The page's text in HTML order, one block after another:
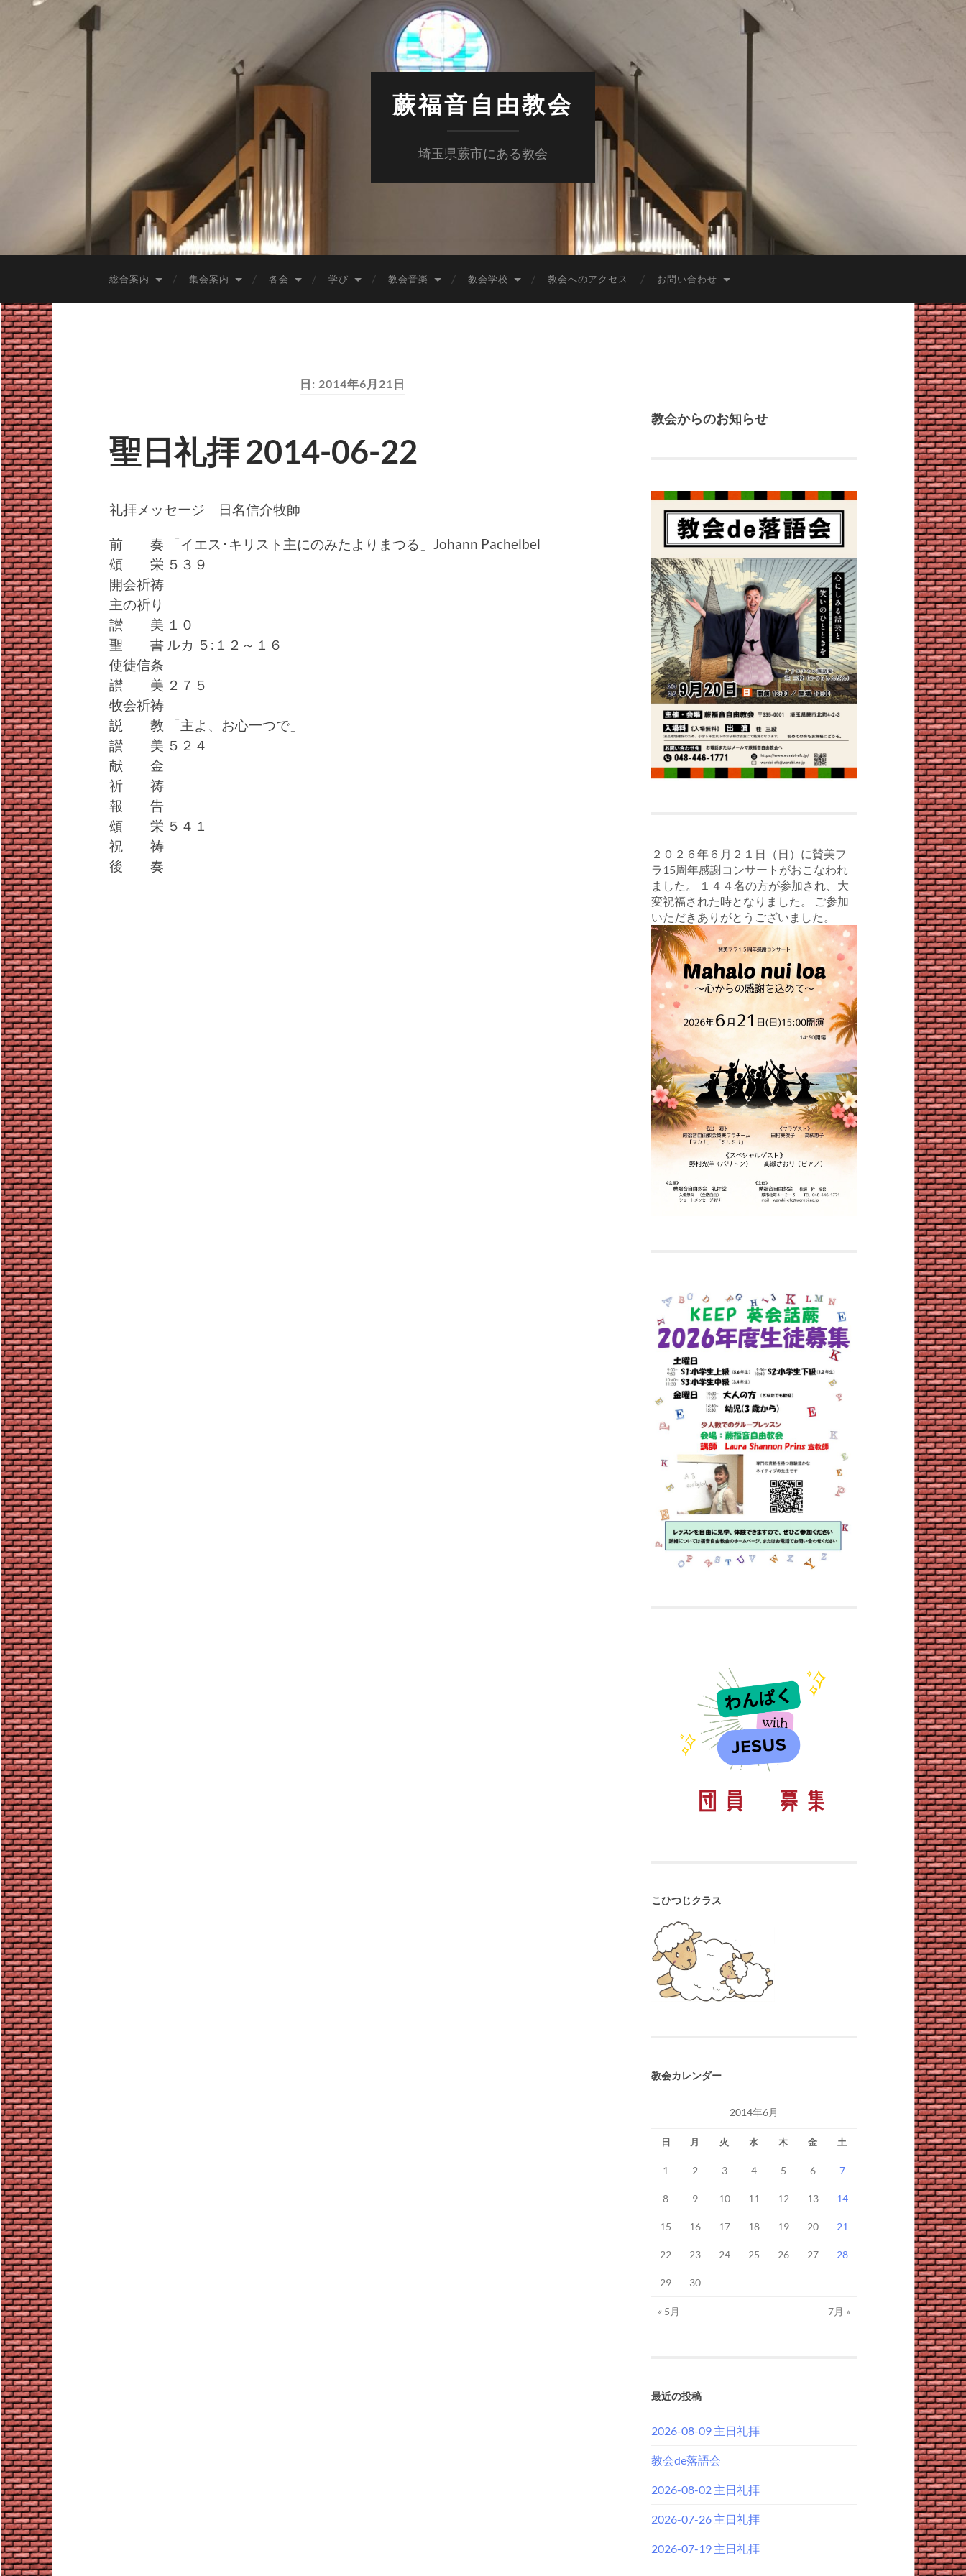
蕨福音自由教会
埼玉県蕨市にある教会
総合案内 集会案内 各会 学び 教会音楽 教会学校 教会へのアクセス お問い合わせ
日: 2014年6月21日
聖日礼拝 2014-06-22
礼拝メッセージ 日名信介牧師
前 奏 「イエス･キリスト主にのみたよりまつる」Johann Pachelbel
頌 栄 ５３９
開会祈祷
主の祈り
讃 美 １０
聖 書 ルカ ５:１２～１６
使徒信条
讃 美 ２７５
牧会祈祷
説 教 「主よ、お心一つで」
讃 美 ５２４
献 金
祈 祷
報 告
頌 栄 ５４１
祝 祷
後 奏
教会からのお知らせ
２０２６年６月２１日（日）に賛美フ
ラ15周年感謝コンサートがおこなわれ
ました。 １４４名の方が参加され、大
変祝福された時となりました。 ご参加
いただきありがとうございました。
こひつじクラス
教会カレンダー
2014年6月
日 月 火 水 木 金 土
1 2 3 4 5 6 7
8 9 10 11 12 13 14
15 16 17 18 19 20 21
22 23 24 25 26 27 28
29 30
« 5月 7月 »
最近の投稿
2026-08-09 主日礼拝
教会de落語会
2026-08-02 主日礼拝
2026-07-26 主日礼拝
2026-07-19 主日礼拝